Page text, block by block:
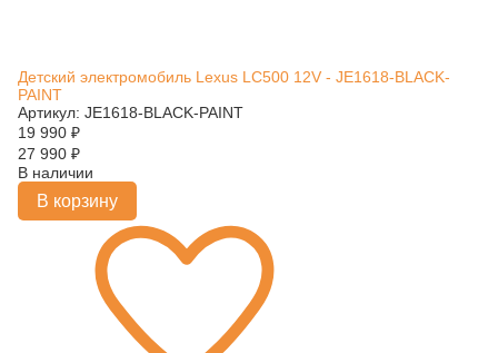
Детский электромобиль Lexus LC500 12V - JE1618-BLACK-
PAINT
Артикул: JE1618-BLACK-PAINT
19 990 ₽
27 990 ₽
В наличии
В корзину